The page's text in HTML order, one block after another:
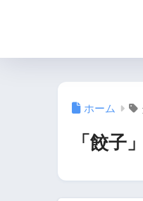
ホーム
「餃子